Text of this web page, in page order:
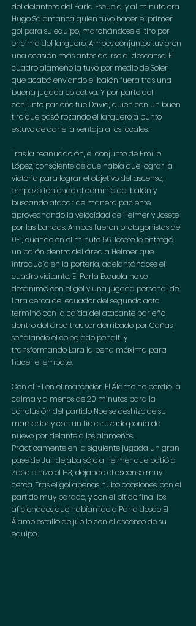
del delantero del Parla Escuela, y al minuto era
Hugo Salamanca quien tuvo hacer el primer
gol para su equipo, marchándose el tiro por
encima del larguero. Ambos conjuntos tuvieron
una ocasión más antes de irse al descanso. El
cuadro alameño la tuvo por medio de Soler,
que acabó enviando el balón fuera tras una
buena jugada colectiva. Y por parte del
conjunto parleño fue David, quien con un buen
tiro que pasó rozando el larguero a punto
estuvo de darle la ventaja a los locales.
Tras la reanudación, el conjunto de Emilio
López, consciente de que había que lograr la
victoria para lograr el objetivo del ascenso,
empezó teniendo el dominio del balón y
buscando atacar de manera paciente,
aprovechando la velocidad de Helmer y Josete
por las bandas. Ambos fueron protagonistas del
0-1, cuando en el minuto 56 Josete le entregó
un balón dentro del área a Helmer que
introducía en la portería, adelantándose el
cuadro visitante. El Parla Escuela no se
desanimó con el gol y una jugada personal de
Lara cerca del ecuador del segundo acto
terminó con la caída del atacante parleño
dentro del área tras ser derribado por Cañas,
señalando el colegiado penalti y
transformando Lara la pena máxima para
hacer el empate.
Con el 1-1 en el marcador, El Álamo no perdió la
calma y a menos de 20 minutos para la
conclusión del partido Noe se deshizo de su
marcador y con un tiro cruzado ponía de
nuevo por delante a los alameños.
Prácticamente en la siguiente jugada un gran
pase de Juli dejaba sólo a Helmer que batió a
Zaca e hizo el 1-3, dejando el ascenso muy
cerca. Tras el gol apenas hubo ocasiones, con el
partido muy parado, y con el pitido final los
aficionados que habían ido a Parla desde El
Álamo estalló de júbilo con el ascenso de su
equipo.